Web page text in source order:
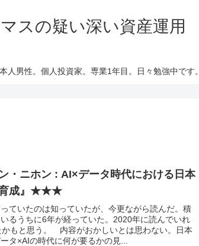
マスの疑い深い資産運用
人男性。個人投資家。専業1年目。日々勉強中です。
・ニホン : AI×データ時代における日本
育成』★★★
ていたのは知っていたが、今更ながら読んだ。積
るうちに6年が経っていた。2020年に読んでいれ
もと思う。 内容がおかしいとは思わない。日本
タ×AIの時代に何が要るかの見...